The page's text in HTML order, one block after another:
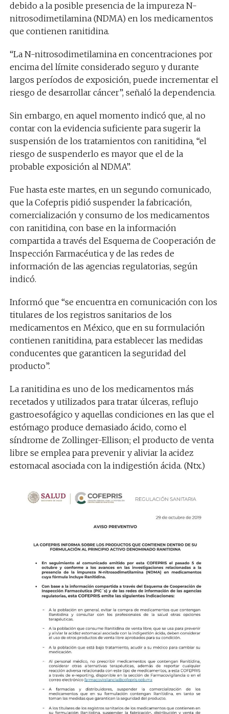
debido a la posible presencia de la impureza N-
nitrosodimetilamina (NDMA) en los medicamentos
que contienen ranitidina.
“La N-nitrosodimetilamina en concentraciones por
encima del límite considerado seguro y durante
largos períodos de exposición, puede incrementar el
riesgo de desarrollar cáncer”, señaló la dependencia.
Sin embargo, en aquel momento indicó que, al no
contar con la evidencia suficiente para sugerir la
suspensión de los tratamientos con ranitidina, “el
riesgo de suspenderlo es mayor que el de la
probable exposición al NDMA”.
Fue hasta este martes, en un segundo comunicado,
que la Cofepris pidió suspender la fabricación,
comercialización y consumo de los medicamentos
con ranitidina, con base en la información
compartida a través del Esquema de Cooperación de
Inspección Farmacéutica y de las redes de
información de las agencias regulatorias, según
indicó.
Informó que “se encuentra en comunicación con los
titulares de los registros sanitarios de los
medicamentos en México, que en su formulación
contienen ranitidina, para establecer las medidas
conducentes que garanticen la seguridad del
producto”.
La ranitidina es uno de los medicamentos más
recetados y utilizados para tratar úlceras, reflujo
gastroesofágico y aquellas condiciones en las que el
estómago produce demasiado ácido, como el
síndrome de Zollinger-Ellison; el producto de venta
libre se emplea para prevenir y aliviar la acidez
estomacal asociada con la indigestión ácida. (Ntx.)